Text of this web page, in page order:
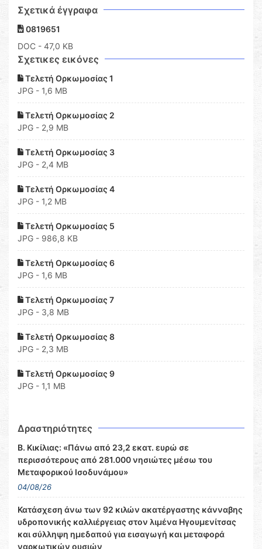
Σχετικά έγγραφα
0819651
DOC - 47,0 KB
Σχετικες εικόνες
Τελετή Ορκωμοσίας 1
JPG - 1,6 MB
Τελετή Ορκωμοσίας 2
JPG - 2,9 MB
Τελετή Ορκωμοσίας 3
JPG - 2,4 MB
Τελετή Ορκωμοσίας 4
JPG - 1,2 MB
Τελετή Ορκωμοσίας 5
JPG - 986,8 KB
Τελετή Ορκωμοσίας 6
JPG - 1,6 MB
Τελετή Ορκωμοσίας 7
JPG - 3,8 MB
Τελετή Ορκωμοσίας 8
JPG - 2,3 MB
Τελετή Ορκωμοσίας 9
JPG - 1,1 MB
Δραστηριότητες
Β. Κικίλιας: «Πάνω από 23,2 εκατ. ευρώ σε
περισσότερους από 281.000 νησιώτες μέσω του
Μεταφορικού Ισοδυνάμου»
04/08/26
Κατάσχεση άνω των 92 κιλών ακατέργαστης κάνναβης
υδροπονικής καλλιέργειας στον λιμένα Ηγουμενίτσας
και σύλληψη ημεδαπού για εισαγωγή και μεταφορά
ναρκωτικών ουσιών